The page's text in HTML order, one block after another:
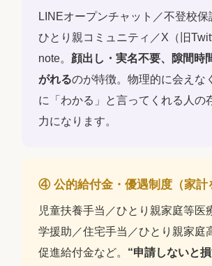
LINEオープンチャット／不登校保
ひとり親コミュニティ／X（旧
note。 顔出し・実名不要、隙間時
がれるのが特徴。物理的に会えな
に「わかる」と言ってくれる人の
力になります。
④ 公的給付金・優遇制度（家計
児童扶養手当／ひとり親家庭等医
学援助／住宅手当／ひとり親家庭
促進給付金など。 “申請しないと